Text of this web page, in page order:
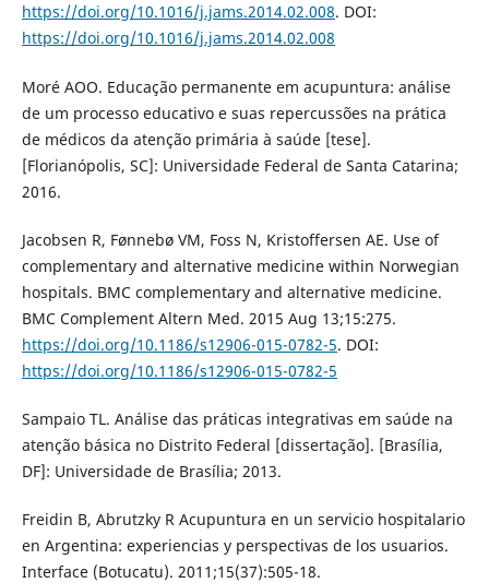
https://doi.org/10.1016/j.jams.2014.02.008. DOI:
https://doi.org/10.1016/j.jams.2014.02.008
Moré AOO. Educação permanente em acupuntura: análise
de um processo educativo e suas repercussões na prática
de médicos da atenção primária à saúde [tese].
[Florianópolis, SC]: Universidade Federal de Santa Catarina;
2016.
Jacobsen R, Fønnebø VM, Foss N, Kristoffersen AE. Use of
complementary and alternative medicine within Norwegian
hospitals. BMC complementary and alternative medicine.
BMC Complement Altern Med. 2015 Aug 13;15:275.
https://doi.org/10.1186/s12906-015-0782-5. DOI:
https://doi.org/10.1186/s12906-015-0782-5
Sampaio TL. Análise das práticas integrativas em saúde na
atenção básica no Distrito Federal [dissertação]. [Brasília,
DF]: Universidade de Brasília; 2013.
Freidin B, Abrutzky R Acupuntura en un servicio hospitalario
en Argentina: experiencias y perspectivas de los usuarios.
Interface (Botucatu). 2011;15(37):505-18.